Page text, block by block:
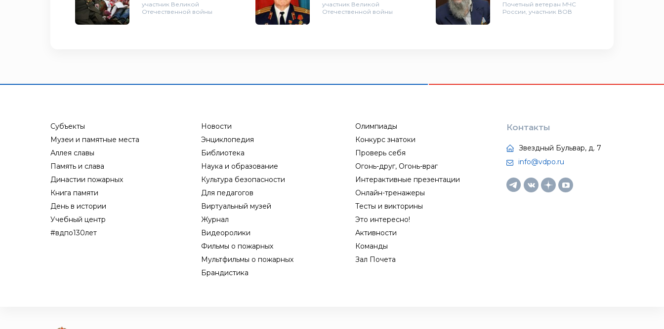
участник Великой
Отечественной войны
участник Великой
Отечественной войны
Почетный ветеран МЧС
России, участник ВОВ
Субъекты
Музеи и памятные места
Аллея славы
Память и слава
Династии пожарных
Книга памяти
День в истории
Учебный центр
#вдпо130лет
Новости
Энциклопедия
Библиотека
Наука и образование
Культура безопасности
Для педагогов
Виртуальный музей
Журнал
Видеоролики
Фильмы о пожарных
Мультфильмы о пожарных
Брандистика
Олимпиады
Конкурс знатоки
Проверь себя
Огонь-друг, Огонь-враг
Интерактивные презентации
Онлайн-тренажеры
Тесты и викторины
Это интересно!
Активности
Команды
Зал Почета
Контакты
Звездный Бульвар, д. 7
info@vdpo.ru